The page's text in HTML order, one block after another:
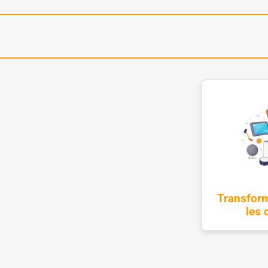
les